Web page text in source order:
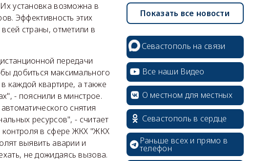
установка возможна в
Эффективность этих
страны, отметили в
передачи
добиться максимального
каждой квартире, а также
- пояснили в минстрое.
снятия
ресурсов", - считает
контроля в сфере ЖКХ "ЖКХ
выявить аварии и
не дожидаясь вызова.
Показать все новости
Севастополь на связи
Все наши Видео
О местном для местных
Севастополь в сердце
Раньше всех и прямо в
телефон